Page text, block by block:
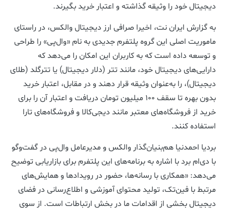
دیجیتال خود را وثیقه گذاشته و اعتبار خرید بگیرند.
به گزارش ایران نت، اخیرا صرافی ارز دیجیتال والکس، در راستای
ماموریت اصلی این گروه پلتفرم جدیدی به نام «وال‌پی» را طراحی
و توسعه داده است که به کاربران این امکان را می‌دهد که
دارایی‌های دیجیتال خود، مانند تتر (دلار دیجیتال) یا تترگلد (طلای
دیجیتال)، را به‌عنوان وثیقه قرار دهند و در مقابل، اعتبار خرید
بدون بهره تا سقف ۱۰۰ میلیون تومان دریافت و اعتبار آن را برای
خرید از فروشگاه‌های معتبر مانند دیجی‌کالا و فروشگاه‌های تارا
استفاده کنند.
بردیا احمدنیا هم‌بنیان‌گذار والکس و مدیرعامل وال‌پی در گفت‌وگو
با دی‌ام برد با اشاره به برنامه‌های این پلتفرم برای بازاریابی توضیح
می‌دهد: «همکاری با رسانه‌ها، حضور در رویدادها و همایش‌های
مرتبط با فین‌تک، تولید محتوای آموزشی و اطلاع‌رسانی در فضای
دیجیتال بخشی از اقدامات ما در بخش ارتباطات است. از سوی